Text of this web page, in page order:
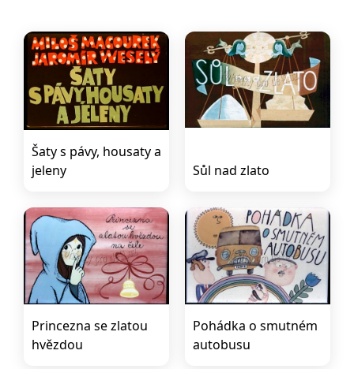
Šaty s pávy, housaty a
jeleny
Sůl nad zlato
Princezna se zlatou
hvězdou
Pohádka o smutném
autobusu